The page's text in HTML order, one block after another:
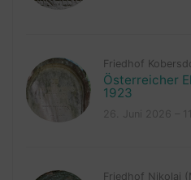
Friedhof
Österreicher
1923
Friedhof Nikolai